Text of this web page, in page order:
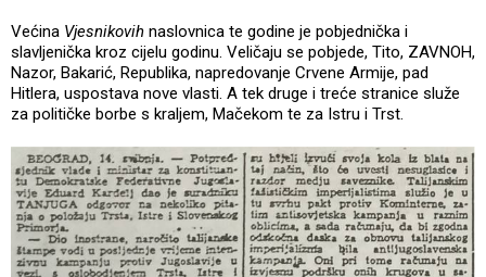
Većina Vjesnikovih naslovnica te godine je pobjednička i
slavljenička kroz cijelu godinu. Veličaju se pobjede, Tito, ZAVNOH,
Nazor, Bakarić, Republika, napredovanje Crvene Armije, pad
Hitlera, uspostava nove vlasti. A tek druge i treće stranice služe
za političke borbe s kraljem, Mačekom te za Istru i Trst.